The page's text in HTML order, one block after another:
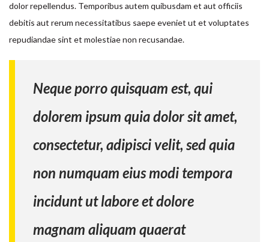
vous
dolor repellendus. Temporibus autem quibusdam et aut officiis
debitis aut rerum necessitatibus saepe eveniet ut et voluptates
repudiandae sint et molestiae non recusandae.
Neque porro quisquam est, qui
dolorem ipsum quia dolor sit amet,
consectetur, adipisci velit, sed quia
non numquam eius modi tempora
incidunt ut labore et dolore
magnam aliquam quaerat